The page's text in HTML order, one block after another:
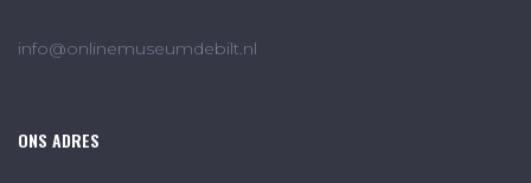
info@onlinemuseumdebilt.nl
ONS ADRES